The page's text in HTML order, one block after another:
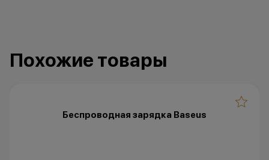
Похожие товары
Беспроводная зарядка Baseus